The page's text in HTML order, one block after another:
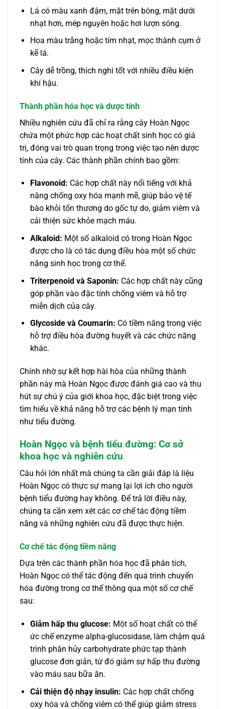
Lá có màu xanh đậm, mặt trên bóng, mặt dưới
nhạt hơn, mép nguyên hoặc hơi lượn sóng.
Hoa màu trắng hoặc tím nhạt, mọc thành cụm ở
kẽ lá.
Cây dễ trồng, thích nghi tốt với nhiều điều kiện
khí hậu.
Thành phần hóa học và dược tính
Nhiều nghiên cứu đã chỉ ra rằng cây Hoàn Ngọc
chứa một phức hợp các hoạt chất sinh học có giá
trị, đóng vai trò quan trọng trong việc tạo nên dược
tính của cây. Các thành phần chính bao gồm:
Flavonoid: Các hợp chất này nổi tiếng với khả
năng chống oxy hóa mạnh mẽ, giúp bảo vệ tế
bào khỏi tổn thương do gốc tự do, giảm viêm và
cải thiện sức khỏe mạch máu.
Alkaloid: Một số alkaloid có trong Hoàn Ngọc
được cho là có tác dụng điều hòa một số chức
năng sinh học trong cơ thể.
Triterpenoid và Saponin: Các hợp chất này cũng
góp phần vào đặc tính chống viêm và hỗ trợ
miễn dịch của cây.
Glycoside và Coumarin: Có tiềm năng trong việc
hỗ trợ điều hòa đường huyết và các chức năng
khác.
Chính nhờ sự kết hợp hài hòa của những thành
phần này mà Hoàn Ngọc được đánh giá cao và thu
hút sự chú ý của giới khoa học, đặc biệt trong việc
tìm hiểu về khả năng hỗ trợ các bệnh lý mạn tính
như tiểu đường.
Hoàn Ngọc và bệnh tiểu đường: Cơ sở
khoa học và nghiên cứu
Câu hỏi lớn nhất mà chúng ta cần giải đáp là liệu
Hoàn Ngọc có thực sự mang lại lợi ích cho người
bệnh tiểu đường hay không. Để trả lời điều này,
chúng ta cần xem xét các cơ chế tác động tiềm
năng và những nghiên cứu đã được thực hiện.
Cơ chế tác động tiềm năng
Dựa trên các thành phần hóa học đã phân tích,
Hoàn Ngọc có thể tác động đến quá trình chuyển
hóa đường trong cơ thể thông qua một số cơ chế
sau:
Giảm hấp thu glucose: Một số hoạt chất có thể
ức chế enzyme alpha-glucosidase, làm chậm quá
trình phân hủy carbohydrate phức tạp thành
glucose đơn giản, từ đó giảm sự hấp thu đường
vào máu sau bữa ăn.
Cải thiện độ nhạy insulin: Các hợp chất chống
oxy hóa và chống viêm có thể giúp giảm stress